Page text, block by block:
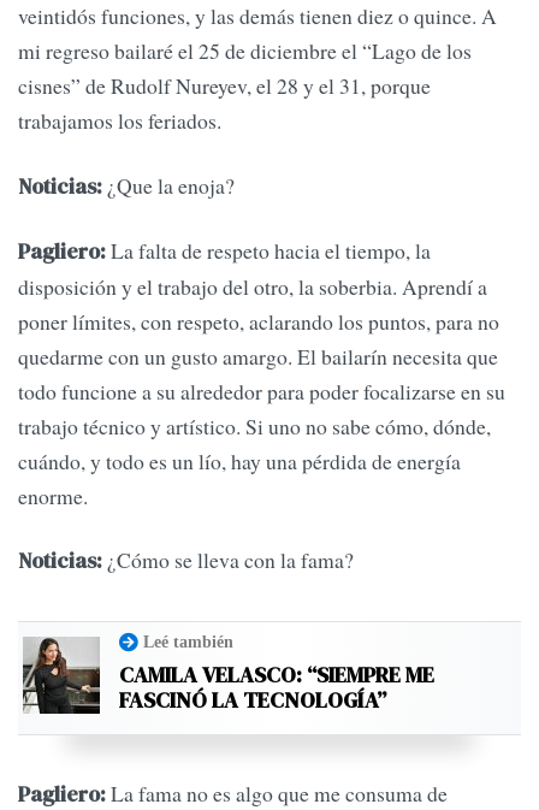
veintidós funciones, y las demás tienen diez o quince. A
mi regreso bailaré el 25 de diciembre el “Lago de los
cisnes” de Rudolf Nureyev, el 28 y el 31, porque
trabajamos los feriados.
Noticias: ¿Que la enoja?
Pagliero:La falta de respeto hacia el tiempo, la
disposición y el trabajo del otro, la soberbia. Aprendí a
poner límites, con respeto, aclarando los puntos, para no
quedarme con un gusto amargo. El bailarín necesita que
todo funcione a su alrededor para poder focalizarse en su
trabajo técnico y artístico. Si uno no sabe cómo, dónde,
cuándo, y todo es un lío, hay una pérdida de energía
enorme.
Noticias: ¿Cómo se lleva con la fama?
Leé también
CAMILA VELASCO: “SIEMPRE ME
FASCINÓ LA TECNOLOGÍA”
Pagliero:La fama no es algo que me consuma de